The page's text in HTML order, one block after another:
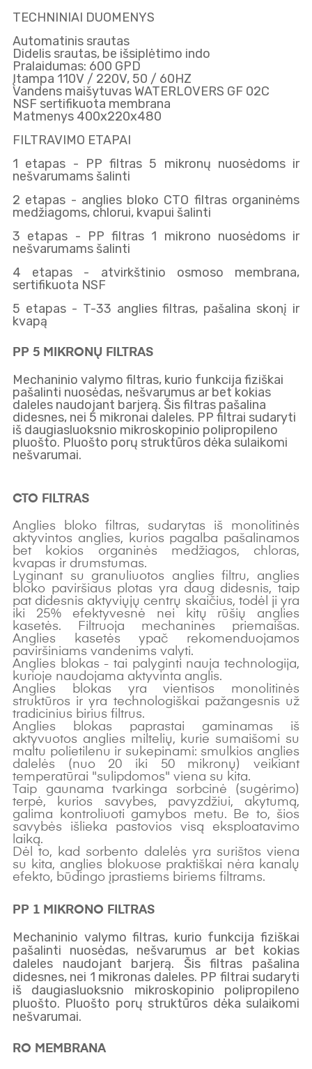
TECHNINIAI DUOMENYS
Automatinis srautas
Didelis srautas, be išsiplėtimo indo
Pralaidumas: 600 GPD
Įtampa 110V / 220V, 50 / 60HZ
Vandens maišytuvas WATERLOVERS GF 02C
NSF sertifikuota membrana
Matmenys 400x220x480
FILTRAVIMO ETAPAI
1 etapas - PP filtras 5 mikronų nuosėdoms ir
nešvarumams šalinti
2 etapas - anglies bloko CTO filtras organinėms
medžiagoms, chlorui, kvapui šalinti
3 etapas - PP filtras 1 mikrono nuosėdoms ir
nešvarumams šalinti
4 etapas - atvirkštinio osmoso membrana,
sertifikuota NSF
5 etapas - T-33 anglies filtras, pašalina skonį ir
kvapą
PP 5 MIKRONŲ FILTRAS
Mechaninio valymo filtras, kurio funkcija fiziškai
pašalinti nuosėdas, nešvarumus ar bet kokias
daleles naudojant barjerą. Šis filtras pašalina
didesnes, nei 5 mikronai daleles. PP filtrai sudaryti
iš daugiasluoksnio mikroskopinio polipropileno
pluošto. Pluošto porų struktūros dėka sulaikomi
nešvarumai.
CTO FILTRAS
Anglies bloko filtras, sudarytas iš monolitinės
aktyvintos anglies, kurios pagalba pašalinamos
bet kokios organinės medžiagos, chloras,
kvapas ir drumstumas.
Lyginant su granuliuotos anglies filtru, anglies
bloko paviršiaus plotas yra daug didesnis, taip
pat didesnis aktyviųjų centrų skaičius, todėl ji yra
iki 25% efektyvesnė nei kitų rūšių anglies
kasetės. Filtruoja mechanines priemaišas.
Anglies kasetės ypač rekomenduojamos
paviršiniams vandenims valyti.
Anglies blokas - tai palyginti nauja technologija,
kurioje naudojama aktyvinta anglis.
Anglies blokas yra vientisos monolitinės
struktūros ir yra technologiškai pažangesnis už
tradicinius birius filtrus.
Anglies blokas paprastai gaminamas iš
aktyvuotos anglies miltelių, kurie sumaišomi su
maltu polietilenu ir sukepinami: smulkios anglies
dalelės (nuo 20 iki 50 mikronų) veikiant
temperatūrai "sulipdomos" viena su kita.
Taip gaunama tvarkinga sorbcinė (sugėrimo)
terpė, kurios savybes, pavyzdžiui, akytumą,
galima kontroliuoti gamybos metu. Be to, šios
savybės išlieka pastovios visą eksploatavimo
laiką.
Dėl to, kad sorbento dalelės yra surištos viena
su kita, anglies blokuose praktiškai nėra kanalų
efekto, būdingo įprastiems biriems filtrams.
PP 1 MIKRONO FILTRAS
Mechaninio valymo filtras, kurio funkcija fiziškai
pašalinti nuosėdas, nešvarumus ar bet kokias
daleles naudojant barjerą. Šis filtras pašalina
didesnes, nei 1 mikronas daleles. PP filtrai sudaryti
iš daugiasluoksnio mikroskopinio polipropileno
pluošto. Pluošto porų struktūros dėka sulaikomi
nešvarumai.
ZEROWATER
FILTER
INCLUDES:
RO MEMBRANA